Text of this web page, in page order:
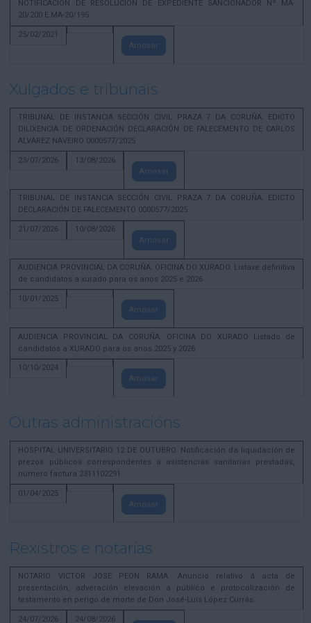
NOTIFICACION DE RESOLUCION DE EXPEDIENTE SANCIONADOR Nº MA-
20/200 E MA-20/195
25/02/2021
Amosar
Xulgados e tribunais
TRIBUNAL DE INSTANCIA SECCIÓN CIVIL PRAZA 7 DA CORUÑA. EDICTO
DILIXENCIA DE ORDENACIÓN DECLARACIÓN DE FALECEMENTO DE CARLOS
ALVAREZ NAVEIRO 0000577/2025
23/07/2026
13/08/2026
Amosar
TRIBUNAL DE INSTANCIA SECCIÓN CIVIL PRAZA 7 DA CORUÑA. EDICTO
DECLARACIÓN DE FALECEMENTO 0000577/2025
21/07/2026
10/08/2026
Amosar
AUDIENCIA PROVINCIAL DA CORUÑA. OFICINA DO XURADO. Listaxe definitiva
de candidatos a xurado para os anos 2025 e 2026
10/01/2025
Amosar
AUDIENCIA PROVINCIAL DA CORUÑA. OFICINA DO XURADO Listado de
candidatos a XURADO para os anos 2025 y 2026.
10/10/2024
Amosar
Outras administracións
HOSPITAL UNIVERSITARIO 12 DE OUTUBRO. Notificación da liquidación de
prezos públicos correspondentes a asistencias sanitarias prestadas,
número factura 2311102291
01/04/2025
Amosar
Rexistros e notarías
NOTARIO VICTOR JOSE PEON RAMA. Anuncio relativo á acta de
presentación, adveración elevación a público e protocolización de
testamento en perigo de morte de Don José-Luís López Currás.
24/07/2026
24/08/2026